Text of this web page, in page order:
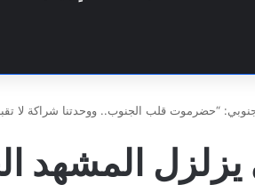
“حضرموت قلب الجنوب.. ووحدتنا شراكة لا
المشهد